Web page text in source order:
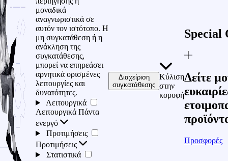
μοναδικά
αναγνωριστικά σε
αυτόν τον ιστότοπο. Η
μη συγκατάθεση ή η
ανάκληση της
συγκατάθεσης,
μπορεί να επηρεάσει
αρνητικά ορισμένες
λειτουργίες και
δυνατότητες.
Λειτουργικά
Λειτουργικά Πάντα
ενεργό
Προτιμήσεις
Προτιμήσεις
Στατιστικά
Διαχείριση
συγκατάθεσης
Κύλιση
στην
κορυφή
Special
Δείτε
Προσφορές